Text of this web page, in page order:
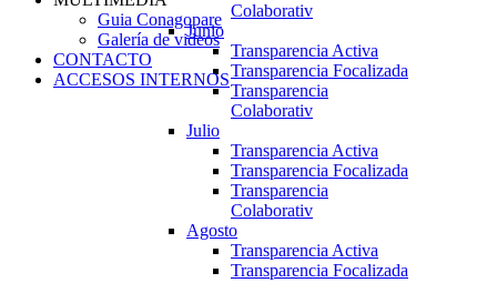
Colaborativ
Junio
Transparencia Activa
Transparencia Focalizada
Transparencia
Colaborativ
Julio
Transparencia Activa
Transparencia Focalizada
Transparencia
Colaborativ
Agosto
Transparencia Activa
Transparencia Focalizada
Guia Conagopare
Galería de videos
CONTACTO
ACCESOS INTERNOS